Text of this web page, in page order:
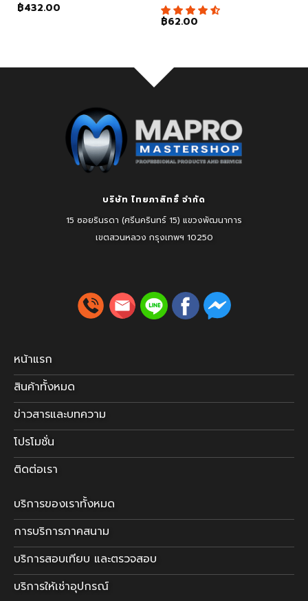
฿432.00
฿62.00
บริษัท ไทยภาสิทธิ์ จำกัด
15 ซอยรินรดา (ศรีนครินทร์ 15) แขวงพัฒนาการ
เขตสวนหลวง กรุงเทพฯ 10250
หน้าแรก
สินค้าทั้งหมด
ข่าวสารและบทความ
โปรโมชั่น
ติดต่อเรา
บริการของเราทั้งหมด
การบริการภาคสนาม
บริการสอบเทียบ และตรวจสอบ
บริการให้เช่าอุปกรณ์